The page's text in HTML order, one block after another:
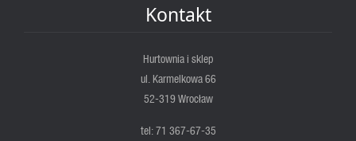
Kontakt
Hurtownia i sklep
ul. Karmelkowa 66
52-319 Wrocław
tel: 71 367-67-35